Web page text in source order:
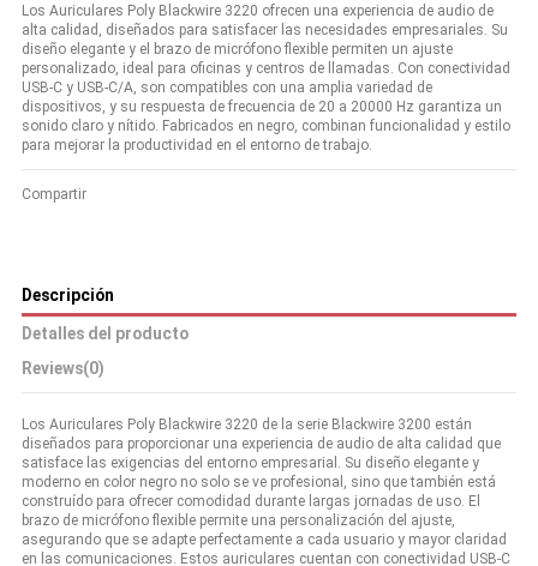
Los Auriculares Poly Blackwire 3220 ofrecen una experiencia de audio de
alta calidad, diseñados para satisfacer las necesidades empresariales. Su
diseño elegante y el brazo de micrófono flexible permiten un ajuste
personalizado, ideal para oficinas y centros de llamadas. Con conectividad
USB-C y USB-C/A, son compatibles con una amplia variedad de
dispositivos, y su respuesta de frecuencia de 20 a 20000 Hz garantiza un
sonido claro y nítido. Fabricados en negro, combinan funcionalidad y estilo
para mejorar la productividad en el entorno de trabajo.
Compartir
Descripción
Detalles del producto
Reviews(0)
Los Auriculares Poly Blackwire 3220 de la serie Blackwire 3200 están
diseñados para proporcionar una experiencia de audio de alta calidad que
satisface las exigencias del entorno empresarial. Su diseño elegante y
moderno en color negro no solo se ve profesional, sino que también está
construído para ofrecer comodidad durante largas jornadas de uso. El
brazo de micrófono flexible permite una personalización del ajuste,
asegurando que se adapte perfectamente a cada usuario y mayor claridad
en las comunicaciones. Estos auriculares cuentan con conectividad USB-C